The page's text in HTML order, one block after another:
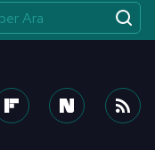
ilişkin detaylı bilgi
Bilgilendirme
Kanunu uyarınca
ve sitemizde
çerezlerle ilgili bilgi